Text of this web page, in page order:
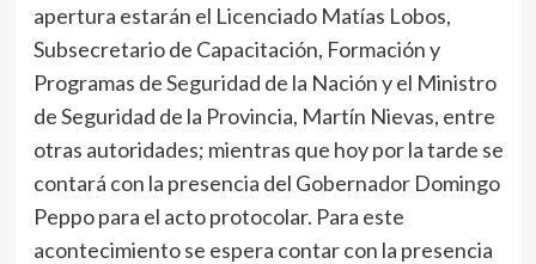
apertura estarán el Licenciado Matías Lobos,
Subsecretario de Capacitación, Formación y
Programas de Seguridad de la Nación y el Ministro
de Seguridad de la Provincia, Martín Nievas, entre
otras autoridades; mientras que hoy por la tarde se
contará con la presencia del Gobernador Domingo
Peppo para el acto protocolar. Para este
acontecimiento se espera contar con la presencia